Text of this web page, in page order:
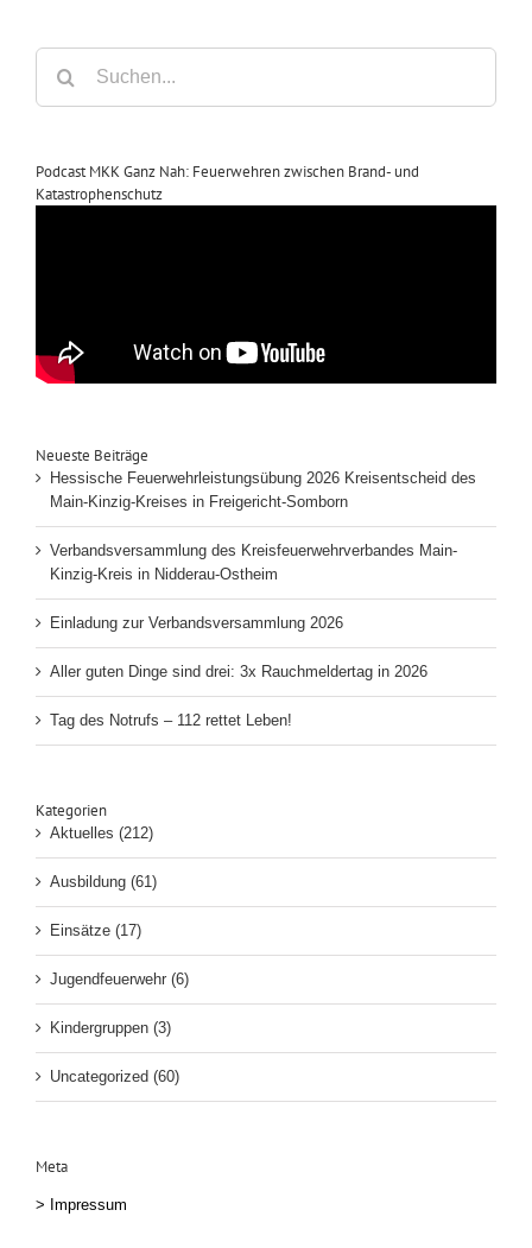
Suche
nach:
Podcast MKK Ganz Nah: Feuerwehren zwischen Brand- und
Katastrophenschutz
Neueste Beiträge
Hessische Feuerwehrleistungsübung 2026 Kreisentscheid des
Main-Kinzig-Kreises in Freigericht-Somborn
Verbandsversammlung des Kreisfeuerwehrverbandes Main-
Kinzig-Kreis in Nidderau-Ostheim
Einladung zur Verbandsversammlung 2026
Aller guten Dinge sind drei: 3x Rauchmeldertag in 2026
Tag des Notrufs – 112 rettet Leben!
Kategorien
Aktuelles (212)
Ausbildung (61)
Einsätze (17)
Jugendfeuerwehr (6)
Kindergruppen (3)
Uncategorized (60)
Meta
> Impressum